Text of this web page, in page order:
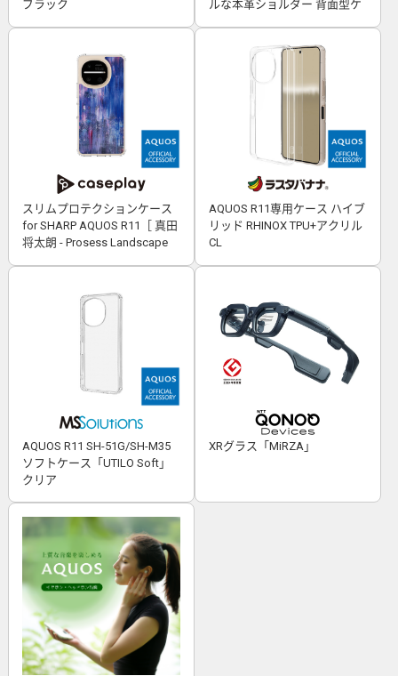
ブラック
ルな本革ショルダー 背面型ケ
スリムプロテクションケース
for SHARP AQUOS R11［ 真田
将太朗 - Prosess Landscape
AQUOS R11専用ケース ハイブ
リッド RHINOX TPU+アクリル
CL
AQUOS R11 SH-51G/SH-M35
ソフトケース「UTILO Soft」
クリア
XRグラス「MiRZA」